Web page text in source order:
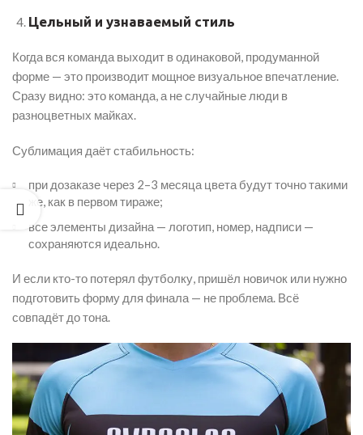
Цельный и узнаваемый стиль
Когда вся команда выходит в одинаковой, продуманной
форме — это производит мощное визуальное впечатление.
Сразу видно: это команда, а не случайные люди в
разноцветных майках.
Сублимация даёт стабильность:
при дозаказе через 2–3 месяца цвета будут точно такими
же, как в первом тираже;
все элементы дизайна — логотип, номер, надписи —
сохраняются идеально.
И если кто-то потерял футболку, пришёл новичок или нужно
подготовить форму для финала — не проблема. Всё
совпадёт до тона.